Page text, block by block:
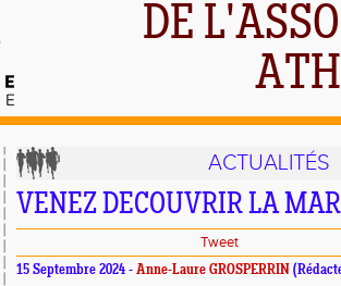
DE
ACTUALITÉS
VENEZ DECOUVRIR LA
Tweet
15 Septembre 2024 - Anne-Laure GROSPERRIN